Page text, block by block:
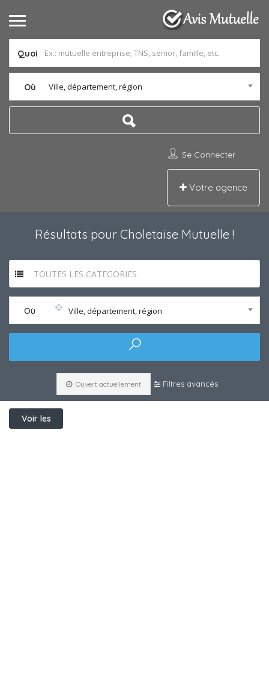
Quoi
Où Ville, département, région
Se Connecter
Votre agence
Résultats pour Choletaise Mutuelle !
TOUTES LES CATEGORIES
Où Ville, département, région
Ouvert actuellement Filtres avancés
Voir les